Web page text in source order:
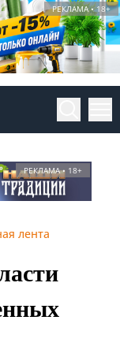
РЕКЛАМА • 18+
РЕКЛАМА • 18+
лента